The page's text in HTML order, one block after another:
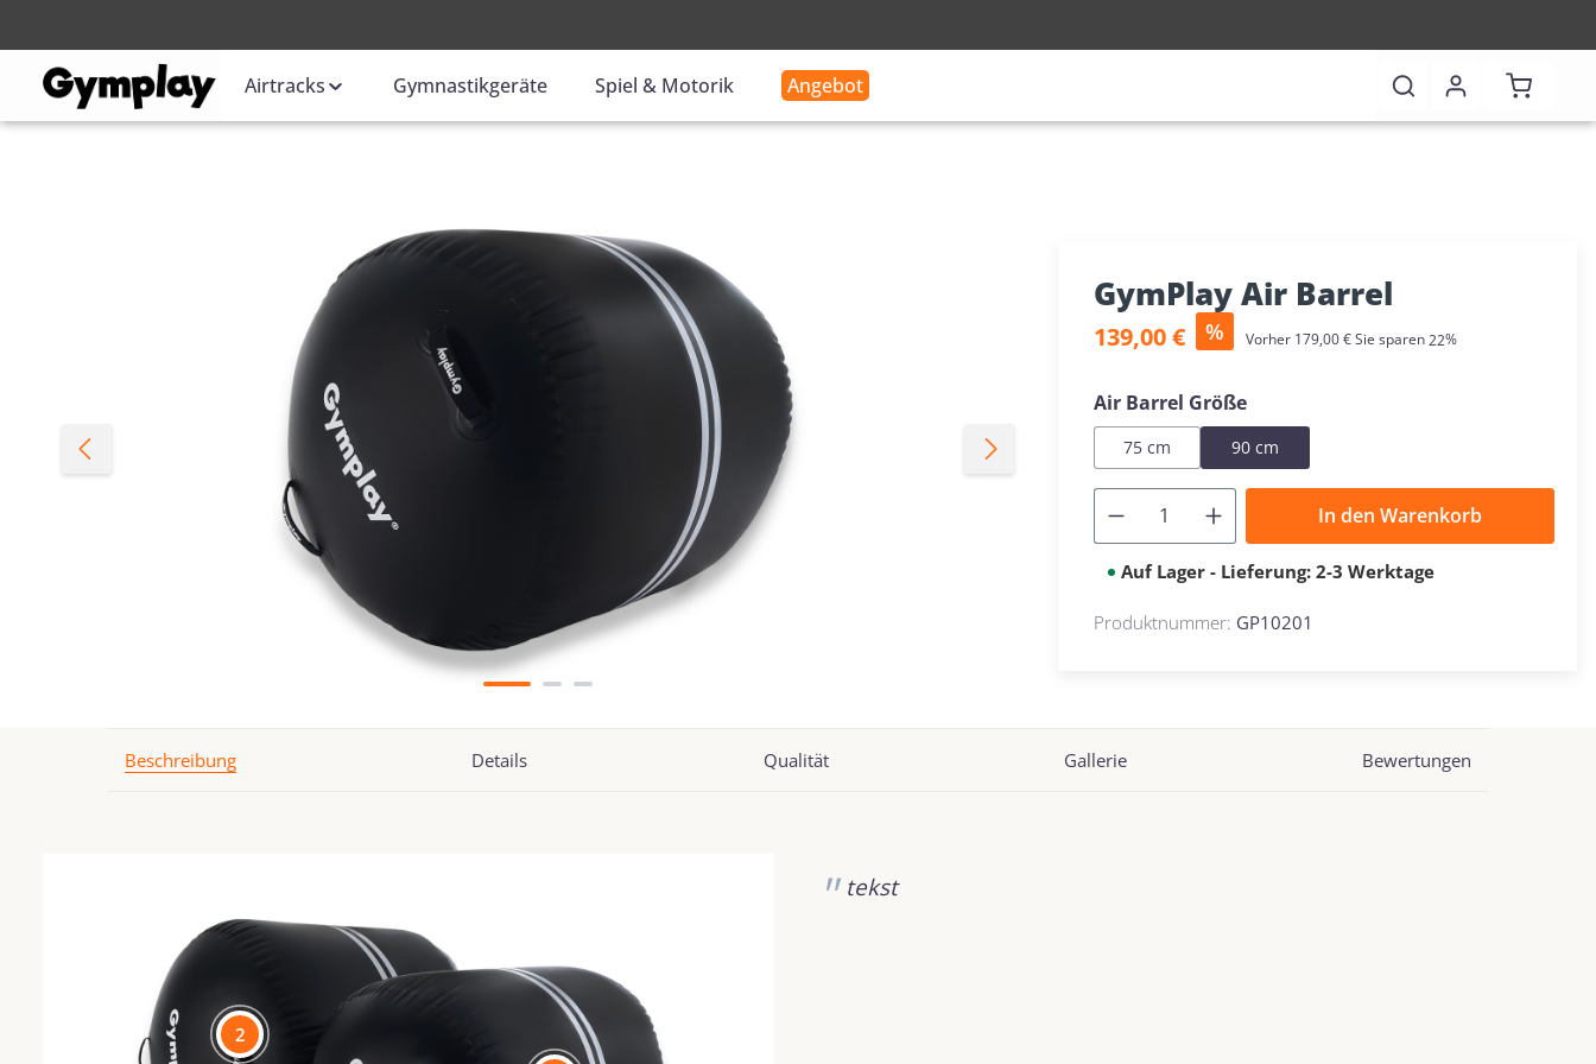
Airtracks Gymnastikgeräte Spiel & Motorik Angebot
GymPlay Air Barrel
Verkaufspreis:
139,00 € % Vorher Regulärer Preis:
179,00 €Sie sparen22%
Air Barrel Größeauswählen
75 cm 90 cm
In den Warenkorb
Auf Lager - Lieferung: 2-3 Werktage
Produktnummer: GP10201
Beschreibung Details Qualität Gallerie Bewertungen
2
tekst